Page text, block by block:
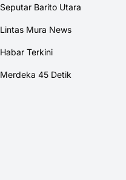
Seputar Barito Utara
Lintas Mura News
Habar Terkini
Merdeka 45 Detik